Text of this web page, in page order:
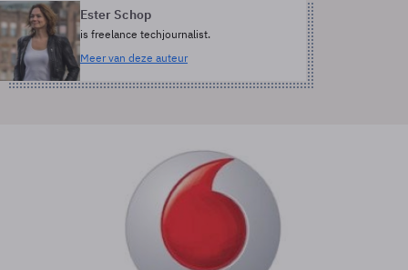
Ester Schop
is freelance techjournalist.
Meer van deze auteur